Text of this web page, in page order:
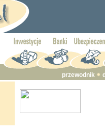
przewodnik